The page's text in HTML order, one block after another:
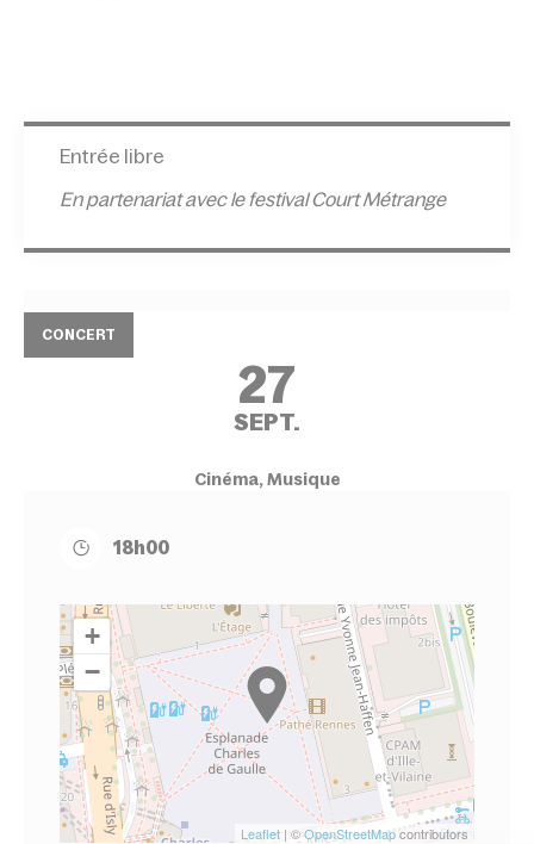
Entrée libre
En partenariat avec le festival Court Métrange
CONCERT
27
SEPT.
Cinéma, Musique
18h00
+
−
Leaflet | ©OpenStreetMapcontributors